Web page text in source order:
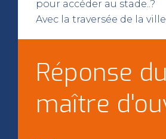
pour accéder au stade..?
Avec la traversée de la ville
Réponse du
maître